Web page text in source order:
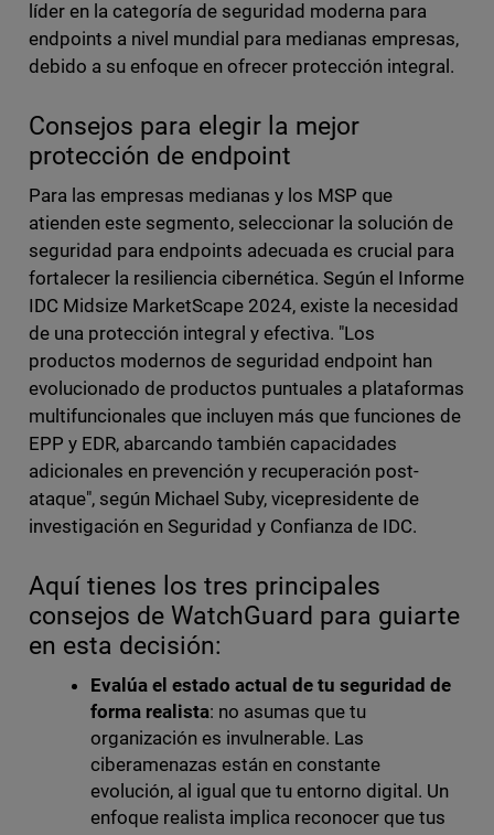
líder en la categoría de seguridad moderna para
endpoints a nivel mundial para medianas empresas,
debido a su enfoque en ofrecer protección integral.
Consejos para elegir la mejor
protección de endpoint
Para las empresas medianas y los MSP que
atienden este segmento, seleccionar la solución de
seguridad para endpoints adecuada es crucial para
fortalecer la resiliencia cibernética. Según el Informe
IDC Midsize MarketScape 2024, existe la necesidad
de una protección integral y efectiva. "Los
productos modernos de seguridad endpoint han
evolucionado de productos puntuales a plataformas
multifuncionales que incluyen más que funciones de
EPP y EDR, abarcando también capacidades
adicionales en prevención y recuperación post-
ataque", según Michael Suby, vicepresidente de
investigación en Seguridad y Confianza de IDC.
Aquí tienes los tres principales
consejos de WatchGuard para guiarte
en esta decisión:
Evalúa el estado actual de tu seguridad de
forma realista: no asumas que tu
organización es invulnerable. Las
ciberamenazas están en constante
evolución, al igual que tu entorno digital. Un
enfoque realista implica reconocer que tus